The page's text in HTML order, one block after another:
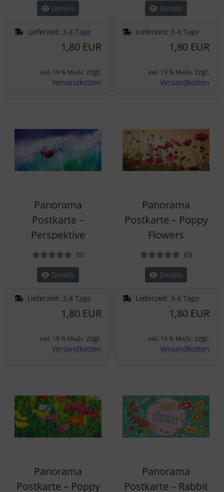
Details
Lieferzeit: 3-4 Tage
1,80 EUR
inkl. 19 % MwSt. zzgl.
Versandkosten
Details
Lieferzeit: 3-4 Tage
1,80 EUR
inkl. 19 % MwSt. zzgl.
Versandkosten
Panorama
Postkarte –
Perspektive
(0Bewertungen
)
Details
Lieferzeit: 3-4 Tage
1,80 EUR
inkl. 19 % MwSt. zzgl.
Versandkosten
Panorama
Postkarte – Poppy
Flowers
(0)
Details
Lieferzeit: 3-4 Tage
1,80 EUR
inkl. 19 % MwSt. zzgl.
Versandkosten
Panorama
Postkarte – Poppy
Panorama
Postkarte – Rabbit